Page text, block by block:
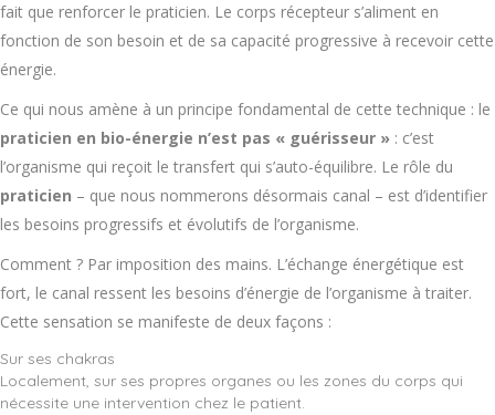
fait que renforcer le praticien. Le corps récepteur s’aliment en
fonction de son besoin et de sa capacité progressive à recevoir cette
énergie.
Ce qui nous amène à un principe fondamental de cette technique : le
praticien en bio-énergie n’est pas « guérisseur » : c’est
l’organisme qui reçoit le transfert qui s’auto-équilibre. Le rôle du
praticien – que nous nommerons désormais canal – est d’identifier
les besoins progressifs et évolutifs de l’organisme.
Comment ? Par imposition des mains. L’échange énergétique est
fort, le canal ressent les besoins d’énergie de l’organisme à traiter.
Cette sensation se manifeste de deux façons :
Sur ses chakras
Localement, sur ses propres organes ou les zones du corps qui
nécessite une intervention chez le patient.